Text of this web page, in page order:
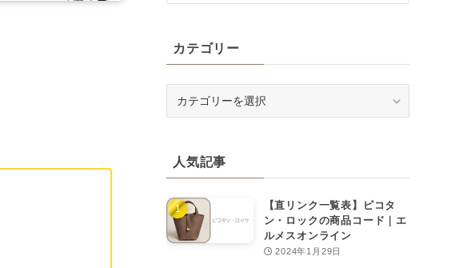
カテゴリー
ー人気記事
【直リンク一覧表】ピコタ
ン・ロックの商品コード｜エ
ルメスオンライン
2024年1月29日